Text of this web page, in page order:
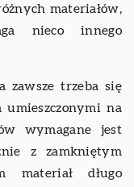
materiałów,
nieco innego
zawsze trzeba się
umieszczonymi na
wymagane jest
z zamkniętym
materiał długo